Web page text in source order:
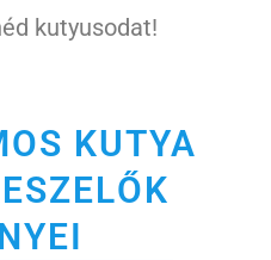
kutyusodat!
KUTYA